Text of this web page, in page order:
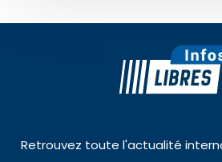
Retrouvez toute l'actualité